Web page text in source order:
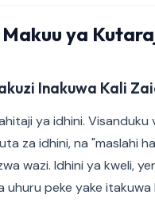
ya
Inakuwa Kali
ya idhini. Visanduku
za idhini, na "maslahi
wazi. Idhini ya kweli,
uhuru peke yake itakuwa